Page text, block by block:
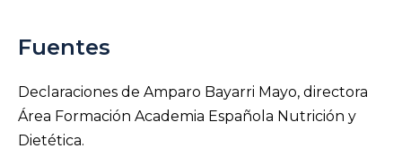
Fuentes
Declaraciones de Amparo Bayarri Mayo, directora
Área Formación Academia Española Nutrición y
Dietética.